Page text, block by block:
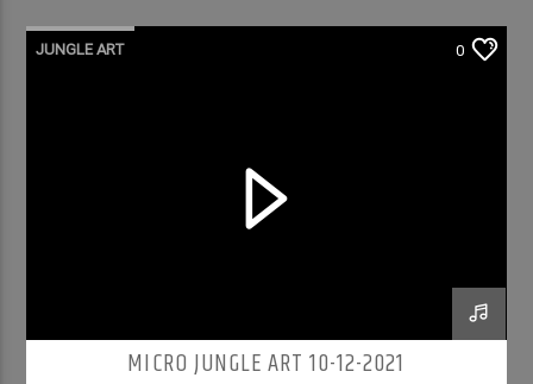
JUNGLE ART 0
MICRO JUNGLE ART 10-12-2021